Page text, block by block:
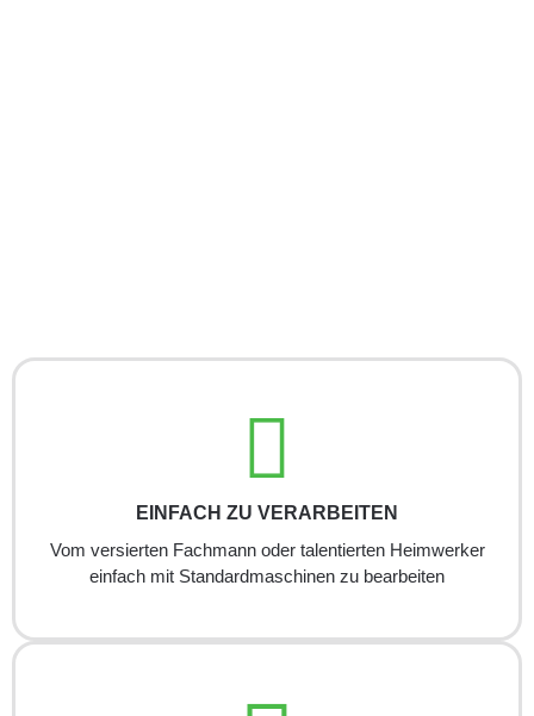
EINFACH ZU VERARBEITEN
Vom versierten Fachmann oder talentierten Heimwerker
einfach mit Standardmaschinen zu bearbeiten